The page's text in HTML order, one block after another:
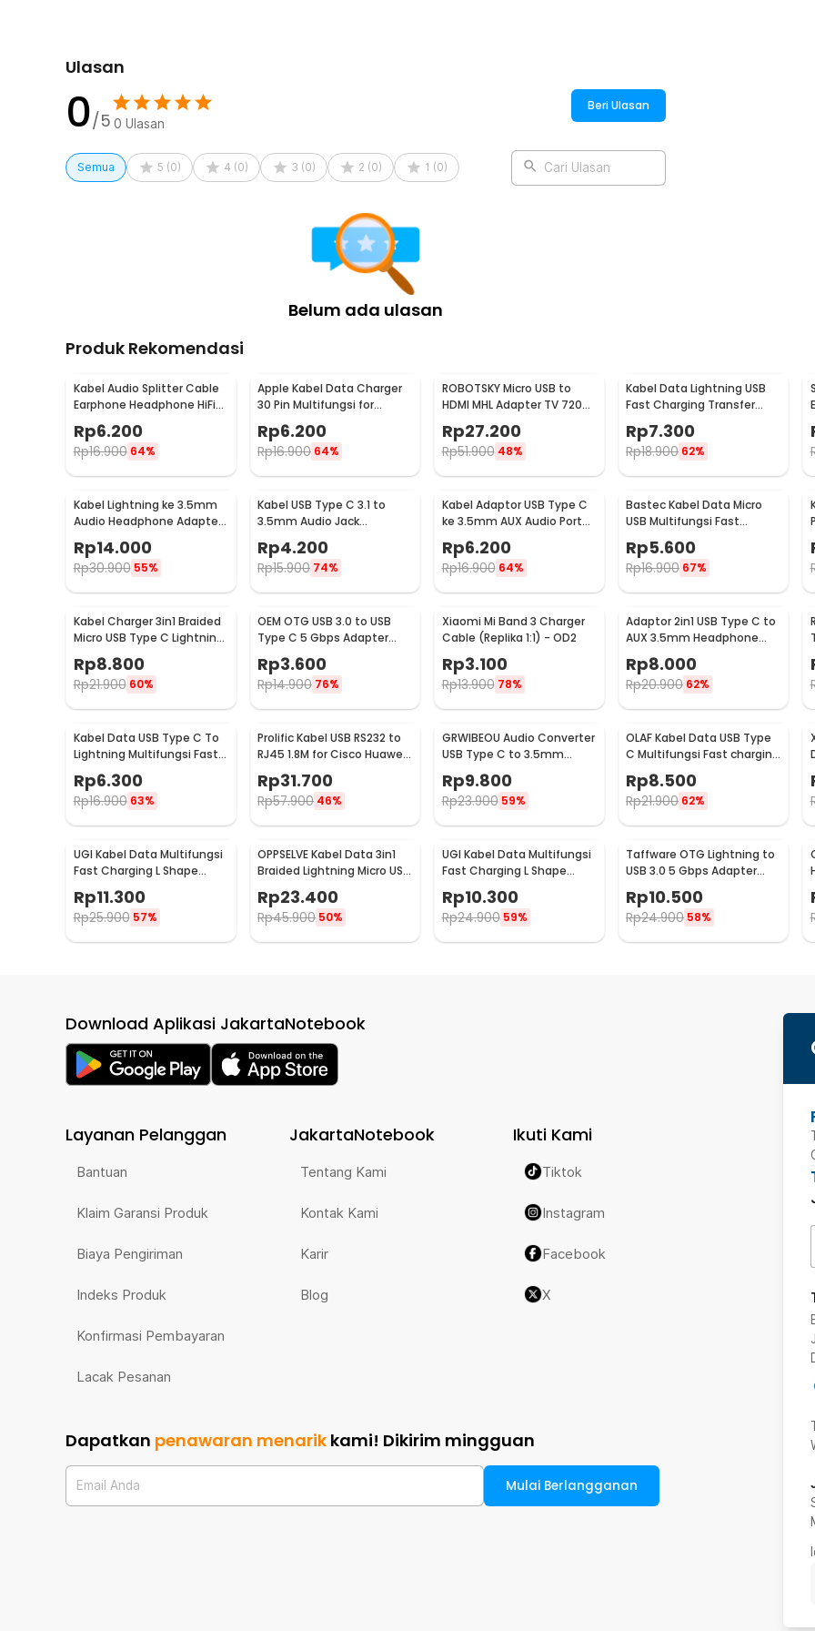
Ulasan
0/5 0 Ulasan
Beri Ulasan
Semua 5 (0) 4 (0) 3 (0) 2 (0) 1 (0) Cari Ulasan
Belum ada ulasan
Produk Rekomendasi
Kabel Audio Splitter Cable
Earphone Headphone HiFi
3.5mm to 2x3.5mm - AV115
Rp6.200
Rp16.900 64%
Apple Kabel Data Charger
30 Pin Multifungsi for
iPhone iPad iPod 1M - S-
IPAD
Rp6.200
Rp16.900 64%
ROBOTSKY Micro USB to
HDMI MHL Adapter TV 720p
Rp27.200
Rp51.900 48%
Kabel Data Lightning USB
Fast Charging Transfer
Data iPhone 2.4A 1M - S-
IP5G
Rp7.300
Rp18.900 62%
Kabel Lightning ke 3.5mm
Audio Headphone Adapter
Rp14.000
Rp30.900 55%
Kabel USB Type C 3.1 to
3.5mm Audio Jack
L41
Rp4.200
Rp15.900 74%
Kabel Adaptor USB Type C
ke 3.5mm AUX Audio Port
Braided - PJ1645-01
Rp6.200
Rp16.900 64%
Bastec Kabel Data Micro
USB Multifungsi Fast
Charging Braided 100cm -
BN100
Rp5.600
Rp16.900 67%
Kabel Charger 3in1 Braided
Micro USB Type C Lightning
3A 1.2M - US186
Rp8.800
Rp21.900 60%
OEM OTG USB 3.0 to USB
Type C 5 Gbps Adapter
Conveter - US154
Rp3.600
Rp14.900 76%
Xiaomi Mi Band 3 Charger
Cable (Replika 1:1) - OD2
Rp3.100
Rp13.900 78%
Adaptor 2in1 USB Type C to
AUX 3.5mm Headphone
USB Type C - W1O33
Rp8.000
Rp20.900 62%
Kabel Data USB Type C To
Lightning Multifungsi Fast
Charging 5V 2A 1M - 1636
Rp6.300
Rp16.900 63%
Prolific Kabel USB RS232 to
RJ45 1.8M for Cisco Huawei
Server Router - PL2303RA
Rp31.700
Rp57.900 46%
GRWIBEOU Audio Converter
USB Type C to 3.5mm
Charger Port - GR35C
Rp9.800
Rp23.900 59%
OLAF Kabel Data USB Type
C Multifungsi Fast charging
L Shape 5A 1M - OL01
Rp8.500
Rp21.900 62%
UGI Kabel Data Multifungsi
Fast Charging L Shape
Braided 2A 2M USB Type C -
W-009
Rp11.300
Rp25.900 57%
OPPSELVE Kabel Data 3in1
Braided Lightning Micro USB
Type C 5V 6A 1.2M - OP142
Rp23.400
Rp45.900 50%
UGI Kabel Data Multifungsi
Fast Charging L Shape
Braided 5V 2A 1M USB Type
C - UGI02
Rp10.300
Rp24.900 59%
Taffware OTG Lightning to
USB 3.0 5 Gbps Adapter
Rp10.500
Rp24.900 58%
Download Aplikasi JakartaNotebook
Layanan Pelanggan
Bantuan
Klaim Garansi Produk
Biaya Pengiriman
Indeks Produk
Konfirmasi Pembayaran
Lacak Pesanan
JakartaNotebook
Tentang Kami
Kontak Kami
Karir
Blog
Ikuti Kami
Tiktok
Instagram
Facebook
X
Dapatkan penawaran menarik kami! Dikirim mingguan
Email Anda Mulai Berlangganan